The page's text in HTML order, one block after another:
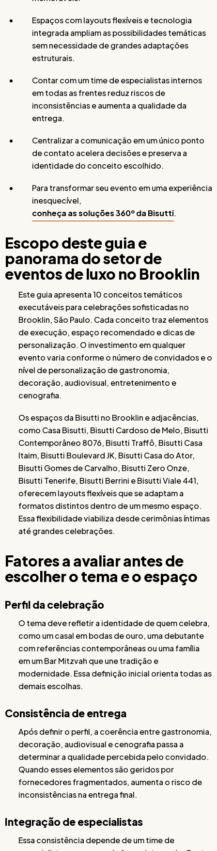
Espaços com layouts flexíveis e tecnologia
integrada ampliam as possibilidades temáticas
sem necessidade de grandes adaptações
estruturais.
Contar com um time de especialistas internos
em todas as frentes reduz riscos de
inconsistências e aumenta a qualidade da
entrega.
Centralizar a comunicação em um único ponto
de contato acelera decisões e preserva a
identidade do conceito escolhido.
Para transformar seu evento em uma experiência
inesquecível,
conheça as soluções 360º da Bisutti.
Escopo deste guia e
panorama do setor de
eventos de luxo no Brooklin
Este guia apresenta 10 conceitos temáticos
executáveis para celebrações sofisticadas no
Brooklin, São Paulo. Cada conceito traz elementos
de execução, espaço recomendado e dicas de
personalização. O investimento em qualquer
evento varia conforme o número de convidados e o
nível de personalização de gastronomia,
decoração, audiovisual, entretenimento e
cenografia.
Os espaços da Bisutti no Brooklin e adjacências,
como Casa Bisutti, Bisutti Cardoso de Melo, Bisutti
Contemporâneo 8076, Bisutti Traffô, Bisutti Casa
Itaim, Bisutti Boulevard JK, Bisutti Casa do Ator,
Bisutti Gomes de Carvalho, Bisutti Zero Onze,
Bisutti Tenerife, Bisutti Berrini e Bisutti Viale 441,
oferecem layouts flexíveis que se adaptam a
formatos distintos dentro de um mesmo espaço.
Essa flexibilidade viabiliza desde cerimônias íntimas
até grandes celebrações.
Fatores a avaliar antes de
escolher o tema e o espaço
Perfil da celebração
O tema deve refletir a identidade de quem celebra,
como um casal em bodas de ouro, uma debutante
com referências contemporâneas ou uma família
em um Bar Mitzvah que une tradição e
modernidade. Essa definição inicial orienta todas as
demais escolhas.
Consistência de entrega
Após definir o perfil, a coerência entre gastronomia,
decoração, audiovisual e cenografia passa a
determinar a qualidade percebida pelo convidado.
Quando esses elementos são geridos por
fornecedores fragmentados, aumenta o risco de
inconsistências na entrega final.
Integração de especialistas
Essa consistência depende de um time de